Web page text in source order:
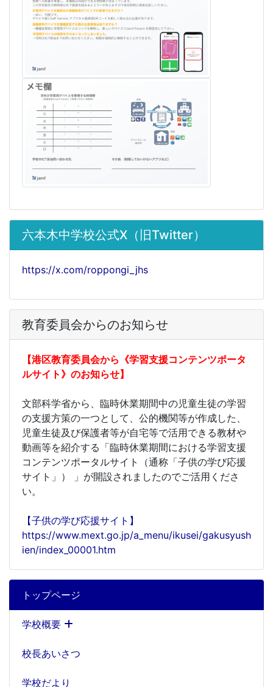
トップページ
学校概要
校長あいさつ
学校だより
六本木中学校公式X（旧Twitter）
https://x.com/roppongi_jhs
教育委員会からのお知らせ
【港区教育委員会から《学習支援コンテンツポータ
ルサイト》のお知らせ】
文部科学省から、臨時休業期間中の児童生徒の学習
の支援方策の一つとして、公的機関等が作成した、
児童生徒及び保護者等が自宅等で活用できる教材や
動画等を紹介する「臨時休業期間における学習支援
コンテンツポータルサイト（通称「子供の学び応援
サイト」） 」が開設されましたのでご活用くださ
い。
【子供の学び応援サイト】
https://www.mext.go.jp/a_menu/ikusei/gakusyush
ien/index_00001.htm